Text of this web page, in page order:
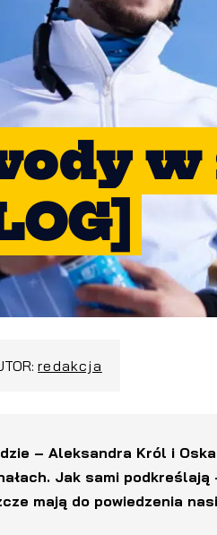
redakcja
– Aleksandra Król i
Jak sami
mają do powiedzenia